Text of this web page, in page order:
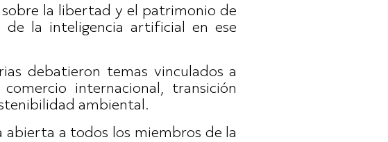
la libertad y el patrimonio de
de la inteligencia artificial en ese
debatieron temas vinculados a
internacional, transición
ambiental.
abierta a todos los miembros de la